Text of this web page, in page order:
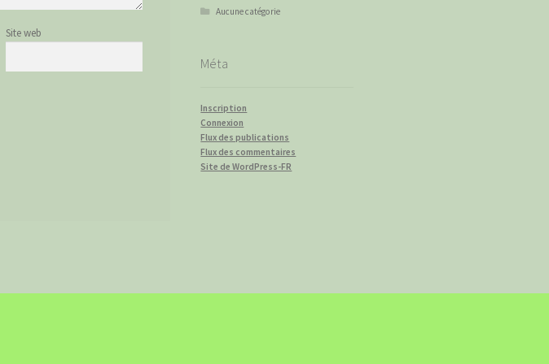
Site web
Aucune catégorie
Méta
Inscription
Connexion
Flux des publications
Flux des commentaires
Site de WordPress-FR